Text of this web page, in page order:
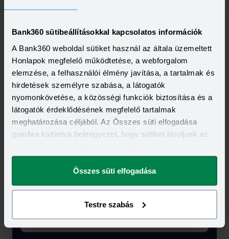
Bank360 sütibeállításokkal kapcsolatos információk
A Bank360 weboldal sütiket használ az általa üzemeltett
Honlapok megfelelő működtetése, a webforgalom
elemzése, a felhasználói élmény javítása, a tartalmak és
hirdetések személyre szabása, a látogatók
nyomonkövetése, a közösségi funkciók biztosítása és a
látogatók érdeklődésének megfelelő tartalmak
meghatározása céljából. Az Összes süti elfogadása
gombra kattintva beleegyezel, hogy sütiket tároljunk az
megváltoztathatod.
Összes süti elfogadása
Testre szabás
A legfrissebb újdonságok
egyenesen a postaládádba!
Elolvastam és elfogadom a Bank360